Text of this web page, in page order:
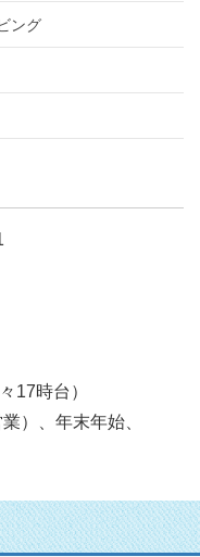
ング
17時台）
）、年末年始、